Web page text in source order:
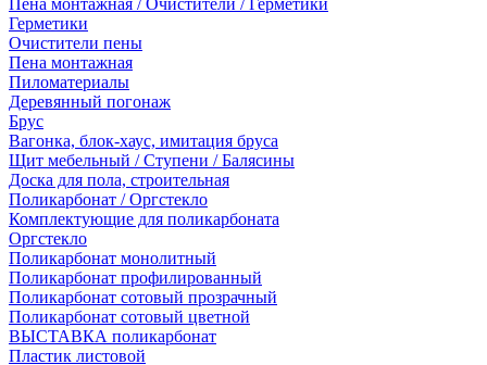
Пена монтажная / Очистители / Герметики
Герметики
Очистители пены
Пена монтажная
Пиломатериалы
Деревянный погонаж
Брус
Вагонка, блок-хаус, имитация бруса
Щит мебельный / Ступени / Балясины
Доска для пола, строительная
Поликарбонат / Оргстекло
Комплектующие для поликарбоната
Оргстекло
Поликарбонат монолитный
Поликарбонат профилированный
Поликарбонат сотовый прозрачный
Поликарбонат сотовый цветной
ВЫСТАВКА поликарбонат
Пластик листовой